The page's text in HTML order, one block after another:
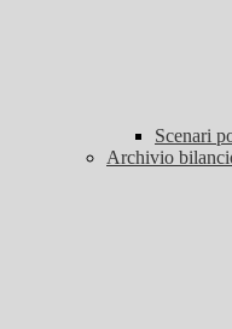
Scenari
Archivio